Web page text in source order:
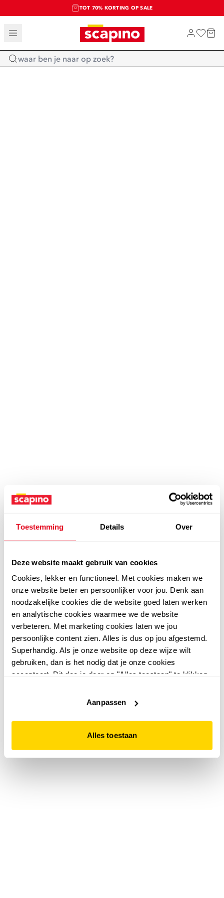
Toestemming Details Over
Deze website maakt gebruik van cookies
Cookies, lekker en functioneel. Met cookies maken we
onze website beter en persoonlijker voor jou. Denk aan
noodzakelijke cookies die de website goed laten werken
en analytische cookies waarmee we de website
verbeteren. Met marketing cookies laten we jou
persoonlijke content zien. Alles is dus op jou afgestemd.
Superhandig. Als je onze website op deze wijze wilt
gebruiken, dan is het nodig dat je onze cookies
accepteert. Dit doe je door op "Alles toestaan" te klikken.
website niet optimaal functioneert.
Aanpassen
Alles toestaan
TOT 70% KORTING OP SALE
SALE: LAATSTE KANS!
SHOP NIEUW
Home